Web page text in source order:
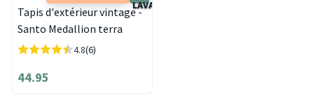
Tapis d'extérieur vintage -
Santo Medallion terra
4.8(6)
44.95